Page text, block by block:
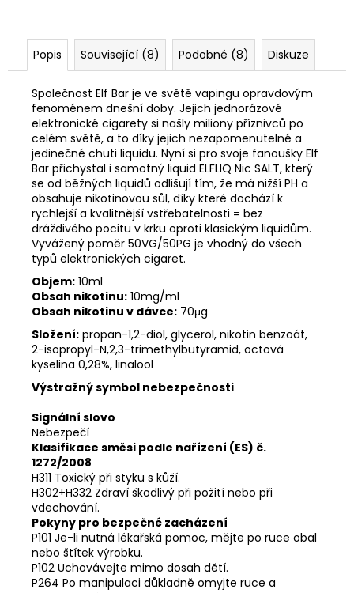
Popis Související (8) Podobné (8) Diskuze
Společnost Elf Bar je ve světě vapingu opravdovým
fenoménem dnešní doby. Jejich jednorázové
elektronické cigarety si našly miliony příznivců po
celém světě, a to díky jejich nezapomenutelné a
jedinečné chuti liquidu. Nyní si pro svoje fanoušky Elf
Bar přichystal i samotný liquid ELFLIQ Nic SALT, který
se od běžných liquidů odlišují tím, že má nižší PH a
obsahuje nikotinovou sůl, díky které dochází k
rychlejší a kvalitnější vstřebatelnosti = bez
dráždivého pocitu v krku oproti klasickým liquidům.
Vyvážený poměr 50VG/50PG je vhodný do všech
typů elektronických cigaret.
Objem: 10ml
Obsah nikotinu: 10mg/ml
Obsah nikotinu v dávce: 70μg
Složení: propan-1,2-diol, glycerol, nikotin benzoát,
2-isopropyl-N,2,3-trimethylbutyramid, octová
kyselina 0,28%, linalool
Výstražný symbol nebezpečnosti
Signální slovo
Nebezpečí
Klasifikace směsi podle nařízení (ES) č.
1272/2008
H311 Toxický při styku s kůží.
H302+H332 Zdraví škodlivý při požití nebo při
vdechování.
Pokyny pro bezpečné zacházení
P101 Je-li nutná lékařská pomoc, mějte po ruce obal
nebo štítek výrobku.
P102 Uchovávejte mimo dosah dětí.
P264 Po manipulaci důkladně omyjte ruce a